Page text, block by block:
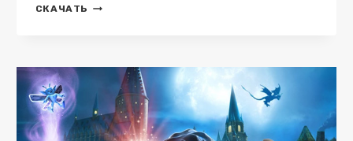
СКАЧАТЬ SOUTH
СКАЧАТЬ
ТОРРЕНТ
БЕСПЛАТНО
ЛИЦЕНЗИЯ